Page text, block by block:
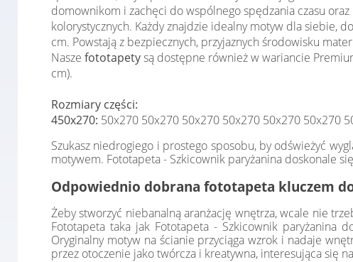
domownikom i zachęci do wspólnego spędzania czasu
kolorystycznych. Każdy znajdzie idealny motyw dla siebie,
cm. Powstają z bezpiecznych, przyjaznych środowisku
Nasze fototapetysą dostępne również w wariancie
cm).
Rozmiary części:
450x270: 50x270 50x270 50x270 50x270 50x270 50x270
Szukasz niedrogiego i prostego sposobu, by odświeżyć
motywem. Fototapeta - Szkicownik paryżanina doskonale
Odpowiednio dobrana fototapeta kluczem
Żeby stworzyć niebanalną aranżację wnętrza, wcale nie
Fototapeta taka jak Fototapeta - Szkicownik paryżanina
Oryginalny motyw na ścianie przyciąga wzrok i nadaje
przez otoczenie jako twórcza i kreatywna, interesująca się